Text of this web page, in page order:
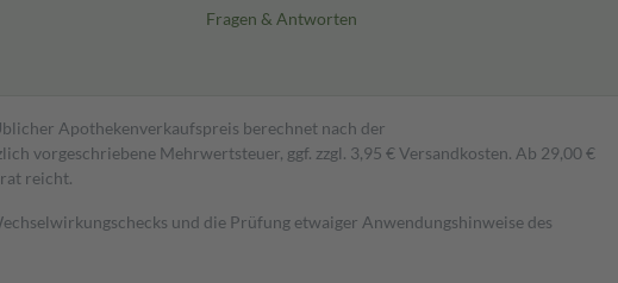
Fragen & Antworten
Apothekenverkaufspreis berechnet nach der
vorgeschriebene Mehrwertsteuer, ggf. zzgl. 3,95 € Versandkosten. Ab 29,00 €
reicht.
und die Prüfung etwaiger Anwendungshinweise des